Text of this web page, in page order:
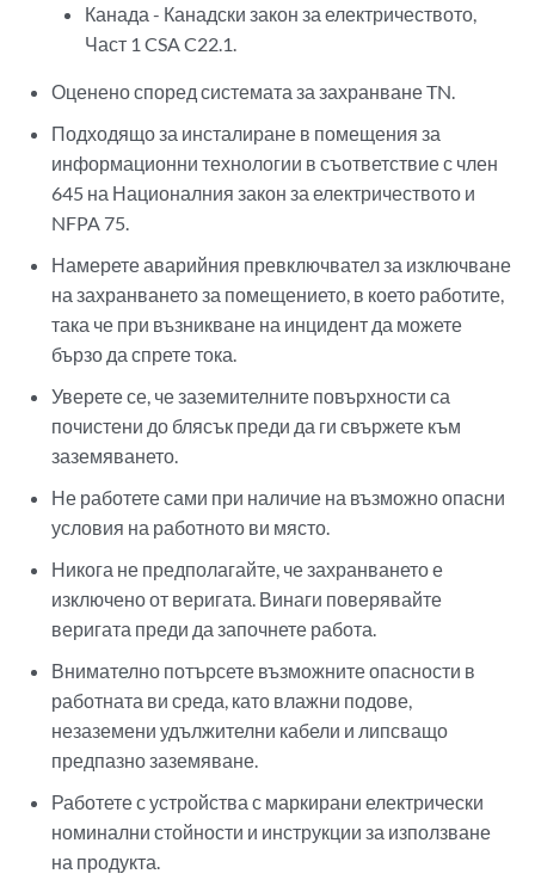
Канада - Канадски закон за електричеството,
Част 1 CSA C22.1.
Оценено според системата за захранване TN.
Подходящо за инсталиране в помещения за
информационни технологии в съответствие с член
645 на Националния закон за електричеството и
NFPA 75.
Намерете аварийния превключвател за изключване
на захранването за помещението, в което работите,
така че при възникване на инцидент да можете
бързо да спрете тока.
Уверете се, че заземителните повърхности са
почистени до блясък преди да ги свържете към
заземяването.
Не работете сами при наличие на възможно опасни
условия на работното ви място.
Никога не предполагайте, че захранването е
изключено от веригата. Винаги поверявайте
веригата преди да започнете работа.
Внимателно потърсете възможните опасности в
работната ви среда, като влажни подове,
незаземени удължителни кабели и липсващо
предпазно заземяване.
Работете с устройства с маркирани електрически
номинални стойности и инструкции за използване
на продукта.